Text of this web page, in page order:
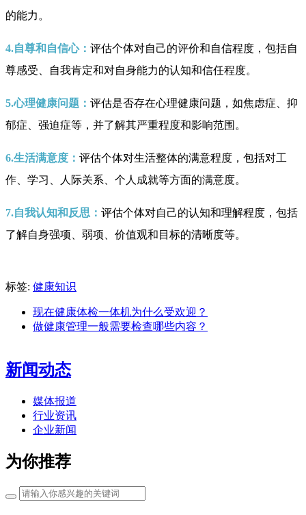
的能力。
4.自尊和自信心： 评估个体对自己的评价和自信程度，包括自
尊感受、自我肯定和对自身能力的认知和信任程度。
5.心理健康问题： 评估是否存在心理健康问题，如焦虑症、抑
郁症、强迫症等，并了解其严重程度和影响范围。
6.生活满意度： 评估个体对生活整体的满意程度，包括对工
作、学习、人际关系、个人成就等方面的满意度。
7.自我认知和反思： 评估个体对自己的认知和理解程度，包括
了解自身强项、弱项、价值观和目标的清晰度等。
标签: 健康知识
现在健康体检一体机为什么受欢迎？
做健康管理一般需要检查哪些内容？
新闻动态
媒体报道
行业资讯
企业新闻
为你推荐